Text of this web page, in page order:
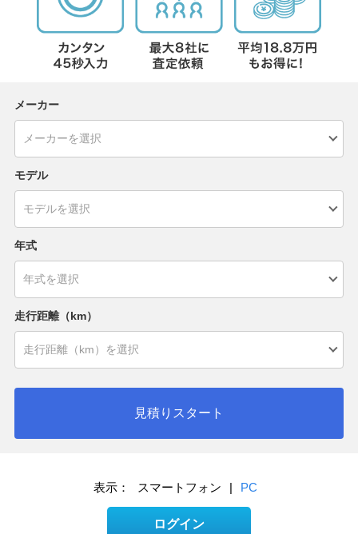
メーカー
モデル
年式
走行距離（km）
見積りスタート
表示： スマートフォン | PC
ログイン